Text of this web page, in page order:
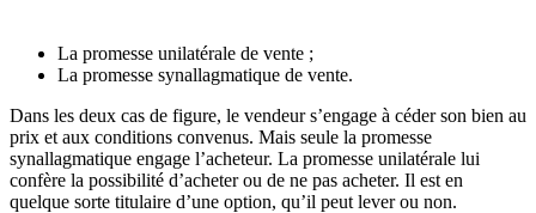
La promesse unilatérale de vente ;
La promesse synallagmatique de vente.
Dans les deux cas de figure, le vendeur s’engage à céder son bien au
prix et aux conditions convenus. Mais seule la promesse
synallagmatique engage l’acheteur. La promesse unilatérale lui
confère la possibilité d’acheter ou de ne pas acheter. Il est en
quelque sorte titulaire d’une option, qu’il peut lever ou non.